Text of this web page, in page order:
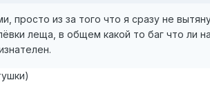
просто из за того что я сразу не
леща, в общем какой то баг что ли